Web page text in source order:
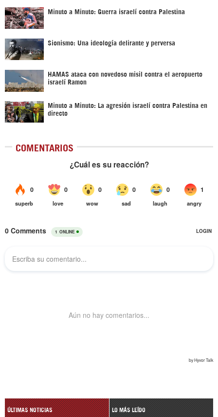
Minuto a Minuto: Guerra israelí contra Palestina
Sionismo: Una ideología delirante y perversa
HAMAS ataca con novedoso misil contra el aeropuerto
israelí Ramon
Minuto a Minuto: La agresión israelí contra Palestina en
directo
COMENTARIOS
ÚLTIMAS NOTICIAS LO MÁS LEÍDO